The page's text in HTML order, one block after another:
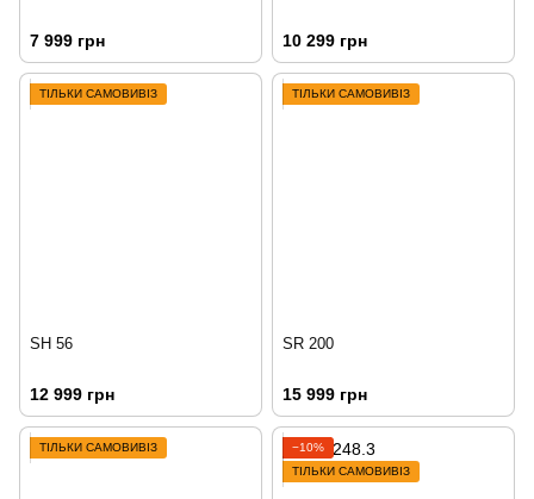
7 999 грн 10 299 грн
ТІЛЬКИ САМОВИВІЗ
SH 56
12 999 грн
ТІЛЬКИ САМОВИВІЗ
SR 200
15 999 грн
ТІЛЬКИ САМОВИВІЗ
−10%
ТІЛЬКИ САМОВИВІЗ